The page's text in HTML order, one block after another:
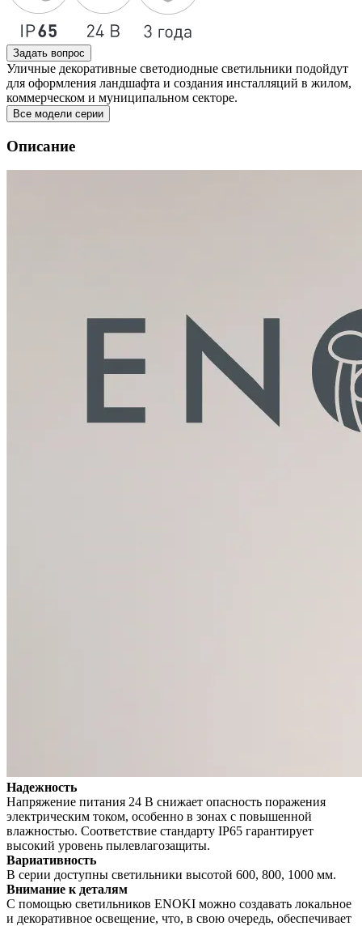
Задать вопрос
Уличные декоративные светодиодные светильники подойдут
для оформления ландшафта и создания инсталляций в жилом,
коммерческом и муниципальном секторе.
Все модели серии
Описание
Надежность
Напряжение питания 24 В снижает опасность поражения
электрическим током, особенно в зонах с повышенной
влажностью. Соответствие стандарту IP65 гарантирует
высокий уровень пылевлагозащиты.
Вариативность
В серии доступны светильники высотой 600, 800, 1000 мм.
Внимание к деталям
С помощью светильников ENOKI можно создавать локальное
и декоративное освещение, что, в свою очередь, обеспечивает